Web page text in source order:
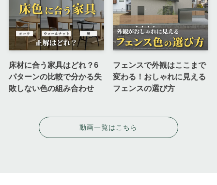
床材に合う家具はどれ？6
パターンの比較で分かる失
敗しない色の組み合わせ
フェンスで外観はここまで
変わる！おしゃれに見える
フェンスの選び方
動画一覧はこちら